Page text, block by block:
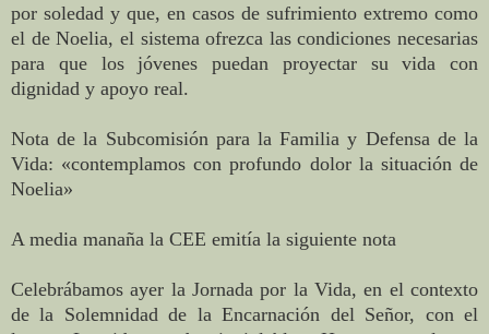
por soledad y que, en casos de sufrimiento extremo como
el de Noelia, el sistema ofrezca las condiciones necesarias
para que los jóvenes puedan proyectar su vida con
dignidad y apoyo real.
Nota de la Subcomisión para la Familia y Defensa de la
Vida: «contemplamos con profundo dolor la situación de
Noelia»
A media manaña la CEE emitía la siguiente nota
Celebrábamos ayer la Jornada por la Vida, en el contexto
de la Solemnidad de la Encarnación del Señor, con el